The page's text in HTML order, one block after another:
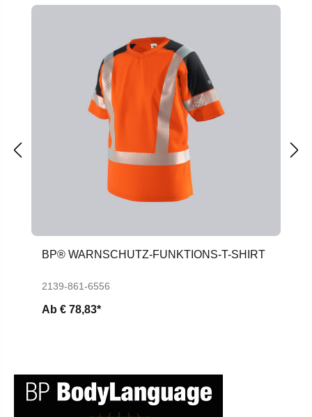
BP® WARNSCHUTZ-FUNKTIONS-T-SHIRT
2139-861-6556
Ab € 78,83*